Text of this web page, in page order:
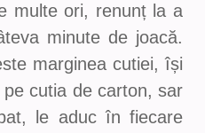
multe ori, renunț la a
minute de joacă.
marginea cutiei, își
cutia de carton, sar
le aduc în fiecare